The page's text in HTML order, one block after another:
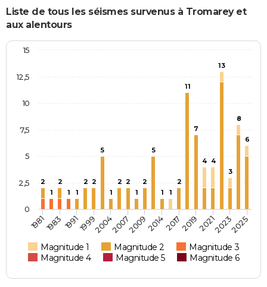
Liste de tous les séismes survenus à Tromarey et
aux alentours
2
1
2
1
1
2 2
5
1
2 2
1
2
5
1 1
2
11
7
4 4
13
3
8
6
Magnitude 1 Magnitude 2
Magnitude 3
Magnitude 4
Magnitude 5 Magnitude 6
19811983 19911999200420072009201420172019202120232025
0
2,5
5
7,5
10
12,5
15